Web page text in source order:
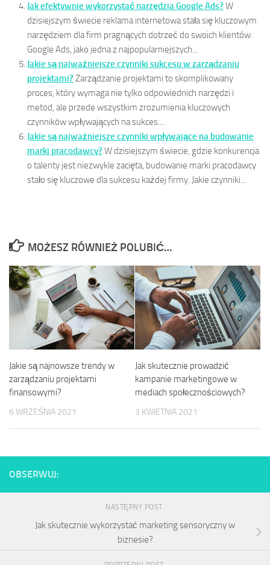
Jak efektywnie wykorzystać narzędzia Google Ads? W
dzisiejszym świecie reklama internetowa stała się kluczowym
narzędziem dla firm pragnących dotrzeć do swoich klientów.
Google Ads, jako jedna z najpopularniejszych...
Jakie są najważniejsze czynniki sukcesu w zarządzaniu
projektami? Zarządzanie projektami to skomplikowany
proces, który wymaga nie tylko odpowiednich narzędzi i
metod, ale przede wszystkim zrozumienia kluczowych
czynników wpływających na sukces....
Jakie są najważniejsze czynniki wpływające na budowanie
marki pracodawcy? W dzisiejszym świecie, gdzie konkurencja
o talenty jest niezwykle zacięta, budowanie marki pracodawcy
stało się kluczowe dla sukcesu każdej firmy. Jakie czynniki...
MOŻESZ RÓWNIEŻ POLUBIĆ…
Jakie są najnowsze trendy w
zarządzaniu projektami
finansowymi?
6 WRZEŚNIA 2021
Jak skutecznie prowadzić
kampanie marketingowe w
mediach społecznościowych?
3 KWIETNIA 2021
OBSERWUJ:
NASTĘPNY POST
Jak skutecznie wykorzystać marketing sensoryczny w
biznesie?